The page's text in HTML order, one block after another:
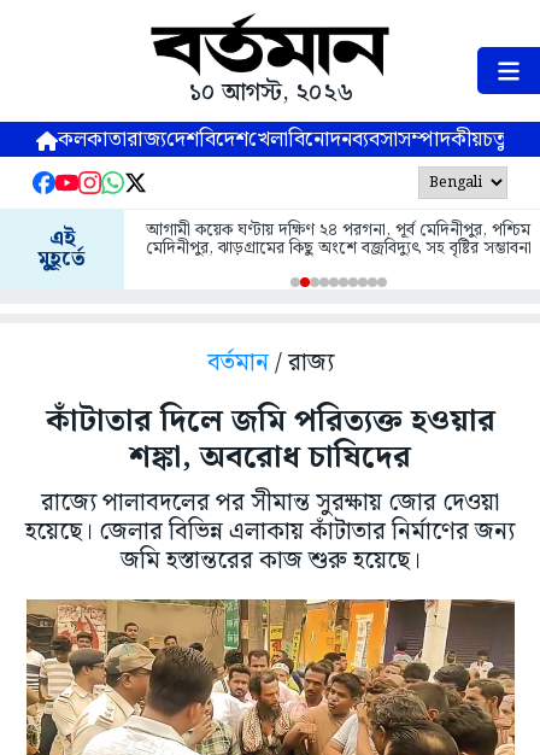
১০ আগস্ট, ২০২৬
কলকাতারাজ্যদেশবিদেশখেলাবিনোদনব্যবসাসম্পাদকীয়
এই
মুহূর্তে
আগামী কয়েক ঘণ্টায় দক্ষিণ ২৪ পরগনা, পূর্ব মেদিনীপুর, পশ্চিম
মেদিনীপুর, ঝাড়গ্রামের কিছু অংশে বজ্রবিদ্যুৎ সহ বৃষ্টির সম্ভাবনা
বর্তমান/ রাজ্য
কাঁটাতার দিলে জমি পরিত্যক্ত হওয়ার
শঙ্কা, অবরোধ চাষিদের
রাজ্যে পালাবদলের পর সীমান্ত সুরক্ষায় জোর দেওয়া
হয়েছে। জেলার বিভিন্ন এলাকায় কাঁটাতার নির্মাণের জন্য
জমি হস্তান্তরের কাজ শুরু হয়েছে।